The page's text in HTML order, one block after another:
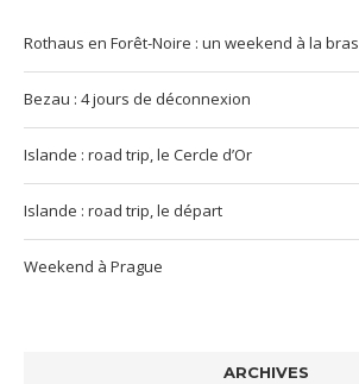
Rothaus en Forêt-Noire : un weekend à la
Bezau : 4 jours de déconnexion
Islande : road trip, le Cercle d’Or
Islande : road trip, le départ
Weekend à Prague
ARCHIVES